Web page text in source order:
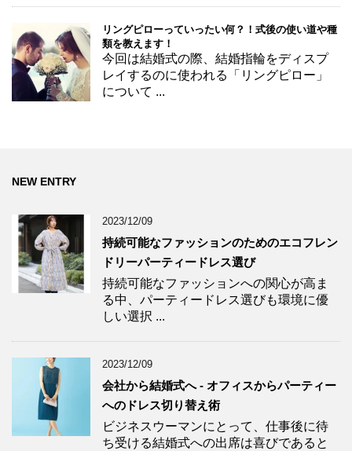
リングピローっていったい何？！式後の使い道や種
類を教えます！
今回は結婚式の際、結婚指輪をディスプ
レイするのに使われる「リングピロー」
について ...
NEW ENTRY
2023/12/09
持続可能なファッションのためのエコフレン
ドリーパーティードレス選び
持続可能なファッションへの関心が高ま
る中、パーティードレス選びも環境に優
しい選択 ...
2023/12/09
会社から結婚式へ - オフィスからパーティー
へのドレス切り替え術
ビジネスウーマンにとって、仕事後に待
ち受ける結婚式への出席は喜びであると